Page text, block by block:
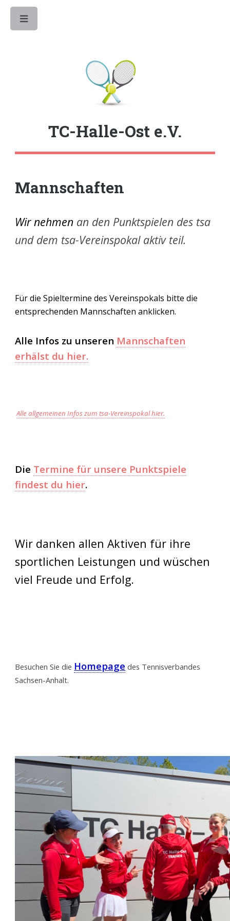
TC-Halle-Ost e.V.
Mannschaften
Wir nehmen an den Punktspielen des tsa
und dem tsa-Vereinspokal aktiv teil.
Für die Spieltermine des Vereinspokals bitte die
entsprechenden Mannschaften anklicken.
Alle Infos zu unseren Mannschaften
erhälst du hier.
Alle allgemeinen Infos zum tsa-Vereinspokal hier.
Die Termine für unsere Punktspiele
findest du hier.
Wir danken allen Aktiven für ihre
sportlichen Leistungen und wüschen
viel Freude und Erfolg.
Besuchen Sie die Homepage des Tennisverbandes
Sachsen-Anhalt.